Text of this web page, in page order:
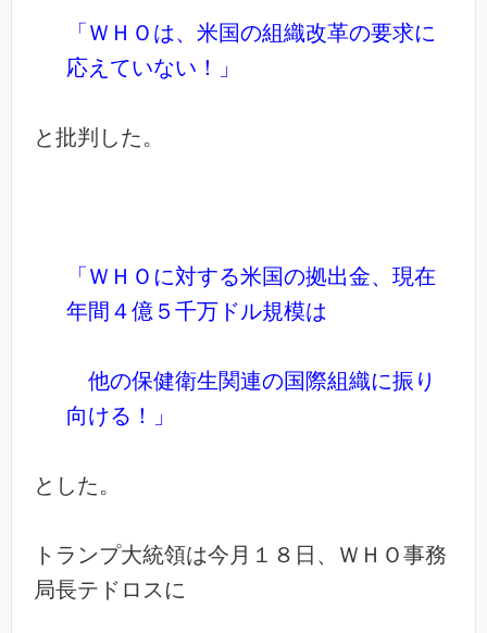
「ＷＨＯは、米国の組織改革の要求に
応えていない！」
と批判した。
「ＷＨＯに対する米国の拠出金、現在
年間４億５千万ドル規模は
他の保健衛生関連の国際組織に振り
向ける！」
とした。
トランプ大統領は今月１８日、ＷＨＯ事務
局長テドロスに